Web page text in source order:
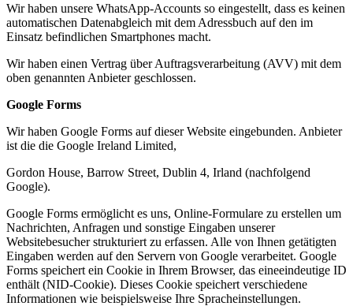
Wir haben unsere WhatsApp-Accounts so eingestellt, dass es keinen
automatischen Datenabgleich mit dem Adressbuch auf den im
Einsatz befindlichen Smartphones macht.
Wir haben einen Vertrag über Auftragsverarbeitung (AVV) mit dem
oben genannten Anbieter geschlossen.
Google Forms
Wir haben Google Forms auf dieser Website eingebunden. Anbieter
ist die die Google Ireland Limited,
Gordon House, Barrow Street, Dublin 4, Irland (nachfolgend
Google).
Google Forms ermöglicht es uns, Online-Formulare zu erstellen um
Nachrichten, Anfragen und sonstige Eingaben unserer
Websitebesucher strukturiert zu erfassen. Alle von Ihnen getätigten
Eingaben werden auf den Servern von Google verarbeitet. Google
Forms speichert ein Cookie in Ihrem Browser, das eineeindeutige ID
enthält (NID-Cookie). Dieses Cookie speichert verschiedene
Informationen wie beispielsweise Ihre Spracheinstellungen.